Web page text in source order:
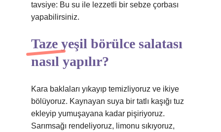
tavsiye: Bu su ile lezzetli bir sebze çorbası
yapabilirsiniz.
Taze yeşil börülce salatası
nasıl yapılır?
Kara baklaları yıkayıp temizliyoruz ve ikiye
bölüyoruz. Kaynayan suya bir tatlı kaşığı tuz
ekleyip yumuşayana kadar pişiriyoruz.
Sarımsağı rendeliyoruz, limonu sıkıyoruz,